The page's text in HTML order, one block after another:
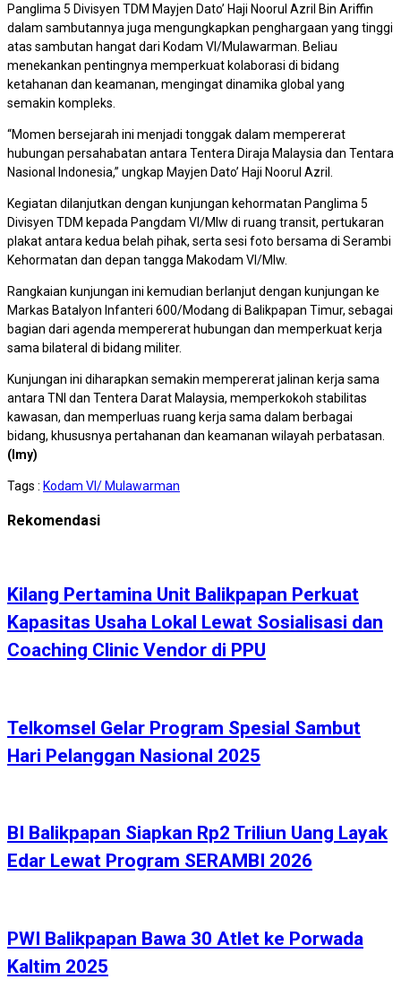
Panglima 5 Divisyen TDM Mayjen Dato’ Haji Noorul Azril Bin Ariffin
dalam sambutannya juga mengungkapkan penghargaan yang tinggi
atas sambutan hangat dari Kodam VI/Mulawarman. Beliau
menekankan pentingnya memperkuat kolaborasi di bidang
ketahanan dan keamanan, mengingat dinamika global yang
semakin kompleks.
“Momen bersejarah ini menjadi tonggak dalam mempererat
hubungan persahabatan antara Tentera Diraja Malaysia dan Tentara
Nasional Indonesia,” ungkap Mayjen Dato’ Haji Noorul Azril.
Kegiatan dilanjutkan dengan kunjungan kehormatan Panglima 5
Divisyen TDM kepada Pangdam VI/Mlw di ruang transit, pertukaran
plakat antara kedua belah pihak, serta sesi foto bersama di Serambi
Kehormatan dan depan tangga Makodam VI/Mlw.
Rangkaian kunjungan ini kemudian berlanjut dengan kunjungan ke
Markas Batalyon Infanteri 600/Modang di Balikpapan Timur, sebagai
bagian dari agenda mempererat hubungan dan memperkuat kerja
sama bilateral di bidang militer.
Kunjungan ini diharapkan semakin mempererat jalinan kerja sama
antara TNI dan Tentera Darat Malaysia, memperkokoh stabilitas
kawasan, dan memperluas ruang kerja sama dalam berbagai
bidang, khususnya pertahanan dan keamanan wilayah perbatasan.
(Imy)
Tags : Kodam VI/ Mulawarman
Rekomendasi
Kilang Pertamina Unit Balikpapan Perkuat
Kapasitas Usaha Lokal Lewat Sosialisasi dan
Coaching Clinic Vendor di PPU
Telkomsel Gelar Program Spesial Sambut
Hari Pelanggan Nasional 2025
BI Balikpapan Siapkan Rp2 Triliun Uang Layak
Edar Lewat Program SERAMBI 2026
PWI Balikpapan Bawa 30 Atlet ke Porwada
Kaltim 2025